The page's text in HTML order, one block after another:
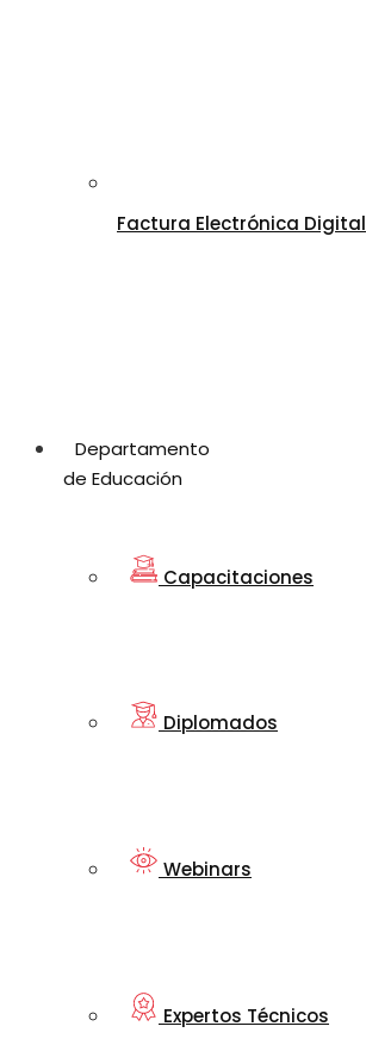
Factura Electrónica Digital
Departamento
de Educación
Capacitaciones
Diplomados
Webinars
Expertos Técnicos